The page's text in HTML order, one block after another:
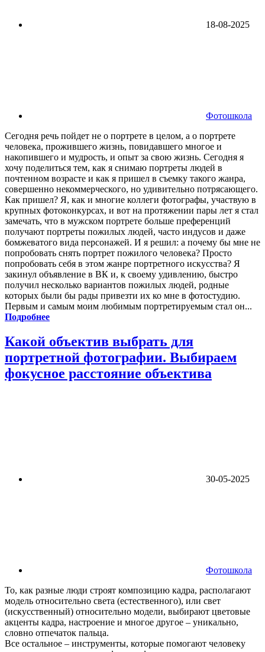
18-08-2025
Фотошкола
Сегодня речь пойдет не о портрете в целом, а о портрете
человека, прожившего жизнь, повидавшего многое и
накопившего и мудрость, и опыт за свою жизнь. Сегодня я
хочу поделиться тем, как я снимаю портреты людей в
почтенном возрасте и как я пришел в съемку такого жанра,
совершенно некоммерческого, но удивительно потрясающего.
Как пришел? Я, как и многие коллеги фотографы, участвую в
крупных фотоконкурсах, и вот на протяжении пары лет я стал
замечать, что в мужском портрете больше преференций
получают портреты пожилых людей, часто индусов и даже
бомжеватого вида персонажей. И я решил: а почему бы мне не
попробовать снять портрет пожилого человека? Просто
попробовать себя в этом жанре портретного искусства? Я
закинул объявление в ВК и, к своему удивлению, быстро
получил несколько вариантов пожилых людей, родные
которых были бы рады привезти их ко мне в фотостудию.
Первым и самым моим любимым портретируемым стал он...
Подробнее
Какой объектив выбрать для
портретной фотографии. Выбираем
фокусное расстояние объектива
30-05-2025
Фотошкола
То, как разные люди строят композицию кадра, располагают
модель относительно света (естественного), или свет
(искусственный) относительно модели, выбирают цветовые
акценты кадра, настроение и многое другое – уникально,
словно отпечаток пальца.
Все остальное – инструменты, которые помогают человеку